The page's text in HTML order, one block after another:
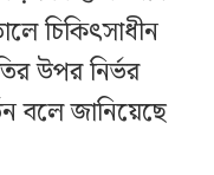
চিকিৎসাধীন
উপর নির্ভর
বলে জানিয়েছে